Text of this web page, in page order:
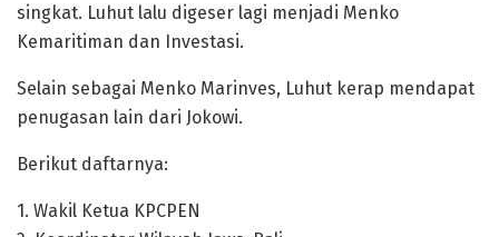
singkat. Luhut lalu digeser lagi menjadi Menko
Kemaritiman dan Investasi.
Selain sebagai Menko Marinves, Luhut kerap mendapat
penugasan lain dari Jokowi.
Berikut daftarnya:
1. Wakil Ketua KPCPEN